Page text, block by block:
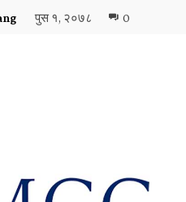
पुस १, २०७८ 0